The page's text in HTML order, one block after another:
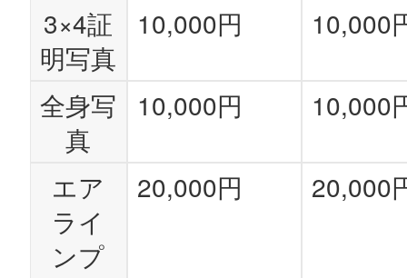
3×4証
明写真
10,000円 10,000
全身写
真
10,000円 10,000
エア
ライ
ンプ
20,000円 20,000